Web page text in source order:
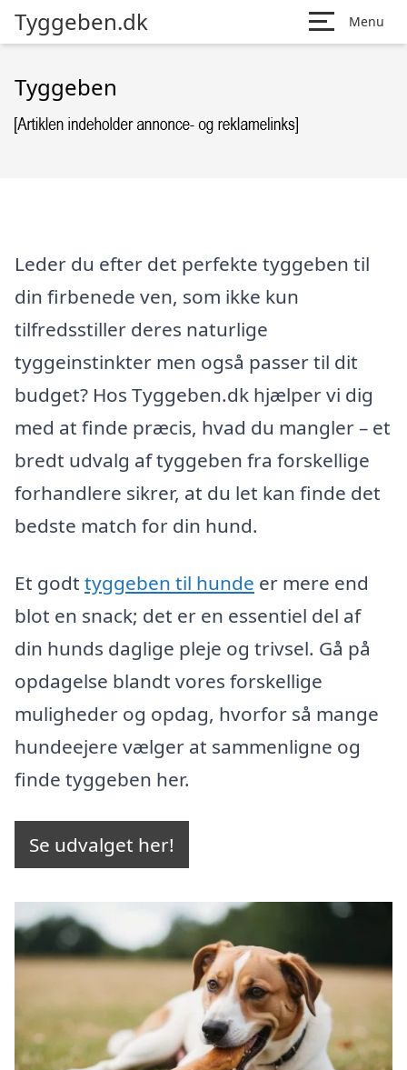
Tyggeben.dk Menu
Tyggeben
Leder du efter det perfekte tyggeben til
din firbenede ven, som ikke kun
tilfredsstiller deres naturlige
tyggeinstinkter men også passer til dit
budget? Hos Tyggeben.dk hjælper vi dig
med at finde præcis, hvad du mangler – et
bredt udvalg af tyggeben fra forskellige
forhandlere sikrer, at du let kan finde det
bedste match for din hund.
Et godt tyggeben til hunde er mere end
blot en snack; det er en essentiel del af
din hunds daglige pleje og trivsel. Gå på
opdagelse blandt vores forskellige
muligheder og opdag, hvorfor så mange
hundeejere vælger at sammenligne og
finde tyggeben her.
Se udvalget her!